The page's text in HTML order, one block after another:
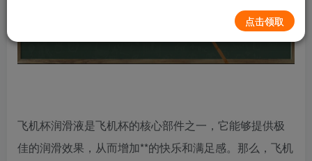
飞机杯润滑液是飞机杯的核心部件之一，它能够提供极
佳的润滑效果，从而增加**的快乐和满足感。那么，飞机
点击领取